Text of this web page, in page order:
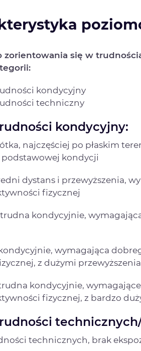
zorientowania się w
kondycyjny
techniczny
kondycyjny:
najczęściej po płaskim
kondycji
dystans i przewyższenia,
fizycznej
kondycyjnie,
wymagająca
z dużymi
kondycyjnie,
fizycznej, z bardzo
technicznych, brak